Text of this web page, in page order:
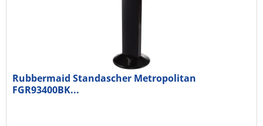
Rubbermaid Standascher Metropolitan
FGR93400BK...